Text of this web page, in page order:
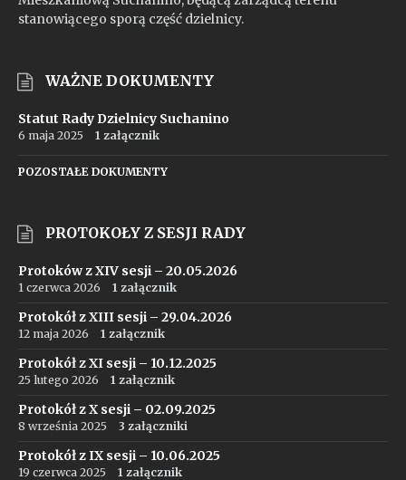
stanowiącego sporą część dzielnicy.
WAŻNE DOKUMENTY
Statut Rady Dzielnicy Suchanino
6 maja 2025 1 załącznik
POZOSTAŁE DOKUMENTY
PROTOKOŁY Z SESJI RADY
Protoków z XIV sesji – 20.05.2026
1 czerwca 2026 1 załącznik
Protokół z XIII sesji – 29.04.2026
12 maja 2026 1 załącznik
Protokół z XI sesji – 10.12.2025
25 lutego 2026 1 załącznik
Protokół z X sesji – 02.09.2025
8 września 2025 3 załączniki
Protokół z IX sesji – 10.06.2025
19 czerwca 2025 1 załącznik